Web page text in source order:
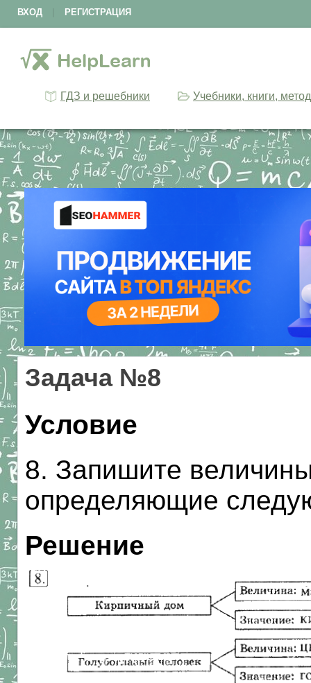
ВХОД РЕГИСТРАЦИЯ
ГДЗ и решебники Учебники, книги,
Задача №8
Условие
8. Запишите
определяющие
Решение